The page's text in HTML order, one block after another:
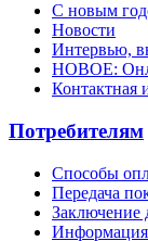
С новым
Новости
Интервью,
НОВОЕ:
Контактная
Потребителям
Способы
Передача
Заключение